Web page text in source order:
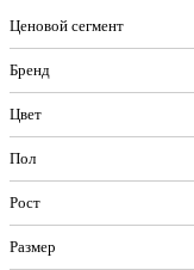
Ценовой сегмент
Бренд
Цвет
Пол
Рост
Размер